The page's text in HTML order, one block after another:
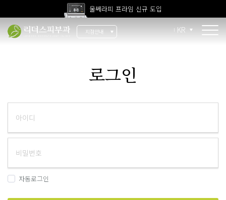
울쎄라피 프라임 신규 도입
고압산소치료 신규 도입
지점안내 KR
리더스 소개
리더스 히스토리
지점 안내
로그인
자동로그인